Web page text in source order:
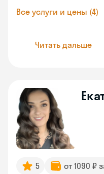
Все услуги и цены (4)
Читать дальше
5 от 1090 ₽